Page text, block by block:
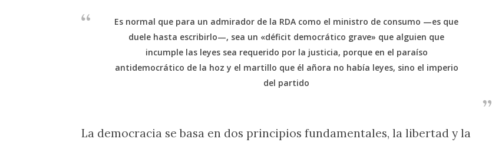
Es normal que para un admirador de la RDA como el ministro de consumo —es que
duele hasta escribirlo—, sea un «déficit democrático grave» que alguien que
incumple las leyes sea requerido por la justicia, porque en el paraíso
antidemocrático de la hoz y el martillo que él añora no había leyes, sino el imperio
del partido
La democracia se basa en dos principios fundamentales, la libertad y la